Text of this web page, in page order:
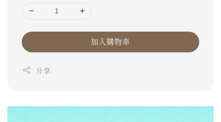
加入購物車
分享